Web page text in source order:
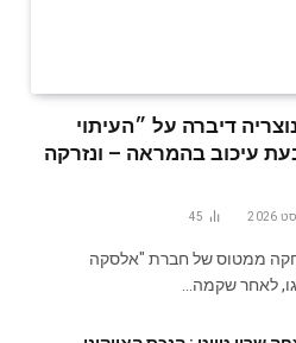
דיברה על ״העיתוי
עיכוב בהמראה – ונזרקה
45
ממטוס של חברת "אלסקה
לאחר שקמה…